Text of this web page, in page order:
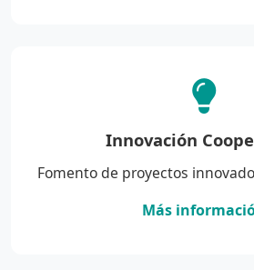
Innovación
Fomento de proyectos
Más